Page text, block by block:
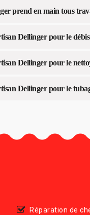
prend en main tous
Dellinger pour le
Dellinger pour le
Dellinger pour le
Réparation de